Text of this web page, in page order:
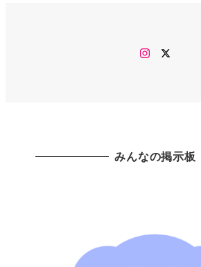
Instagram
みんなの掲示板